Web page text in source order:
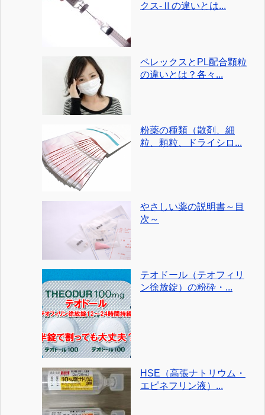
クス-Ⅱの違いとは...
ペレックスとPL配合顆粒
の違いとは？各々...
粉薬の種類（散剤、細
粒、顆粒、ドライシロ...
やさしい薬の説明書～目
次～
テオドール（テオフィリ
ン徐放錠）の粉砕・...
HSE（高張ナトリウム・
エピネフリン液）...